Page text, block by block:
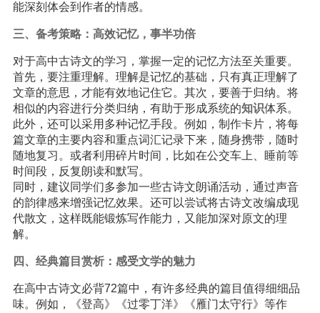
能深刻体会到作者的情感。
三、备考策略：高效记忆，事半功倍
对于高中古诗文的学习，掌握一定的记忆方法至关重要。
首先，要注重理解。理解是记忆的基础，只有真正理解了
文章的意思，才能有效地记住它。其次，要善于归纳。将
相似的内容进行分类归纳，有助于形成系统的知识体系。
此外，还可以采用多种记忆手段。例如，制作卡片，将每
篇文章的主要内容和重点词汇记录下来，随身携带，随时
随地复习。或者利用碎片时间，比如在公交车上、睡前等
时间段，反复朗读和默写。
同时，建议同学们多参加一些古诗文朗诵活动，通过声音
的韵律感来增强记忆效果。还可以尝试将古诗文改编成现
代散文，这样既能锻炼写作能力，又能加深对原文的理
解。
四、经典篇目赏析：感受文学的魅力
在高中古诗文必背72篇中，有许多经典的篇目值得细细品
味。例如，《登高》《过零丁洋》《雁门太守行》等作